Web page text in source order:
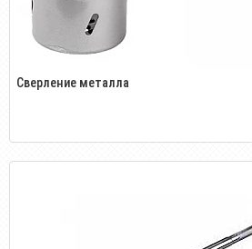
Сверление металла